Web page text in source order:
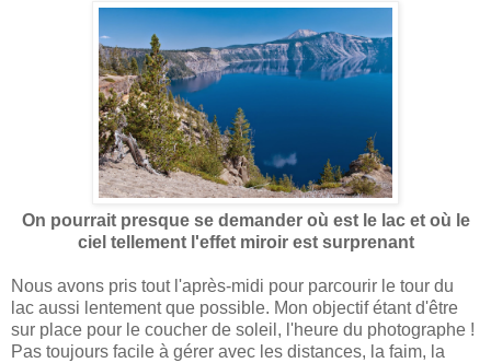
On pourrait presque se demander où est le lac et où le
ciel tellement l'effet miroir est surprenant
Nous avons pris tout l'après-midi pour parcourir le tour du
lac aussi lentement que possible. Mon objectif étant d'être
sur place pour le coucher de soleil, l'heure du photographe !
Pas toujours facile à gérer avec les distances, la faim, la